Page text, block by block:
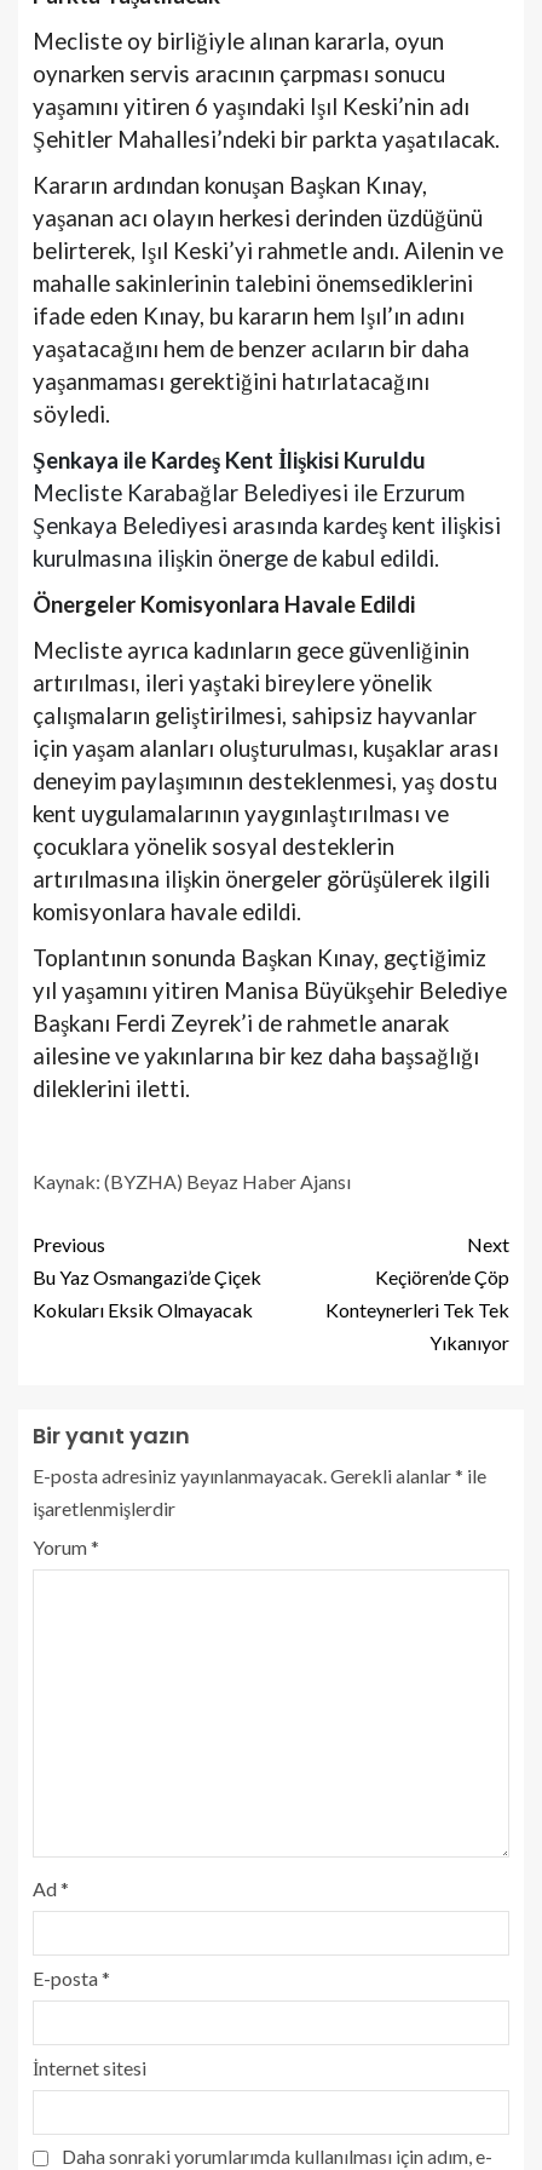
Mecliste oy birliğiyle alınan kararla, oyun
oynarken servis aracının çarpması sonucu
yaşamını yitiren 6 yaşındaki Işıl Keski’nin adı
Şehitler Mahallesi’ndeki bir parkta yaşatılacak.
Kararın ardından konuşan Başkan Kınay,
yaşanan acı olayın herkesi derinden üzdüğünü
belirterek, Işıl Keski’yi rahmetle andı. Ailenin ve
mahalle sakinlerinin talebini önemsediklerini
ifade eden Kınay, bu kararın hem Işıl’ın adını
yaşatacağını hem de benzer acıların bir daha
yaşanmaması gerektiğini hatırlatacağını
söyledi.
Şenkaya ile Kardeş Kent İlişkisi Kuruldu
Mecliste Karabağlar Belediyesi ile Erzurum
Şenkaya Belediyesi arasında kardeş kent ilişkisi
kurulmasına ilişkin önerge de kabul edildi.
Önergeler Komisyonlara Havale Edildi
Mecliste ayrıca kadınların gece güvenliğinin
artırılması, ileri yaştaki bireylere yönelik
çalışmaların geliştirilmesi, sahipsiz hayvanlar
için yaşam alanları oluşturulması, kuşaklar arası
deneyim paylaşımının desteklenmesi, yaş dostu
kent uygulamalarının yaygınlaştırılması ve
çocuklara yönelik sosyal desteklerin
artırılmasına ilişkin önergeler görüşülerek ilgili
komisyonlara havale edildi.
Toplantının sonunda Başkan Kınay, geçtiğimiz
yıl yaşamını yitiren Manisa Büyükşehir Belediye
Başkanı Ferdi Zeyrek’i de rahmetle anarak
ailesine ve yakınlarına bir kez daha başsağlığı
dileklerini iletti.
Kaynak: (BYZHA) Beyaz Haber Ajansı
Previous
Bu Yaz Osmangazi’de Çiçek
Kokuları Eksik Olmayacak
Next
Keçiören’de Çöp
Konteynerleri Tek Tek
Yıkanıyor
Bir yanıt yazın
E-posta adresiniz yayınlanmayacak. Gerekli alanlar* ile
işaretlenmişlerdir
Yorum*
Ad*
E-posta*
İnternet sitesi
Daha sonraki yorumlarımda kullanılması için adım, e-